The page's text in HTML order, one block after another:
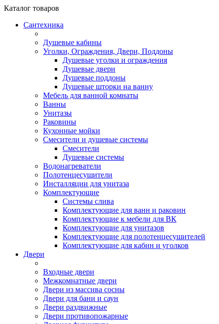
Каталог товаров
Сантехника
Душевые кабины
Уголки, Ограждения, Двери, Поддоны
Душевые уголки и ограждения
Душевые двери
Душевые поддоны
Душевые шторки на ванну
Мебель для ванной комнаты
Ванны
Унитазы
Раковины
Кухонные мойки
Смесители и душевые системы
Смесители
Душевые системы
Водонагреватели
Полотенцесушители
Инсталляции для унитаза
Комплектующие
Системы слива
Комплектующие для ванн и раковин
Комплектующие к мебели для ВК
Комплектующие для унитазов
Комплектующие для полотенцесушителей
Комплектующие для кабин и уголков
Двери
Входные двери
Межкомнатные двери
Двери из массива сосны
Двери для бани и саун
Двери раздвижные
Двери противопожарные